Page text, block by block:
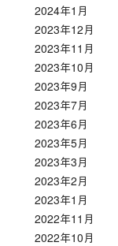
2024年1月
2023年12月
2023年11月
2023年10月
2023年9月
2023年7月
2023年6月
2023年5月
2023年3月
2023年2月
2023年1月
2022年11月
2022年10月